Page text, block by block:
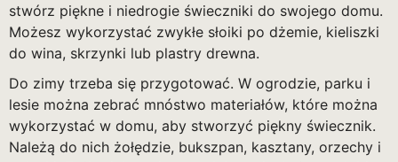
stwórz piękne i niedrogie świeczniki do swojego domu.
Możesz wykorzystać zwykłe słoiki po dżemie, kieliszki
do wina, skrzynki lub plastry drewna.
Do zimy trzeba się przygotować. W ogrodzie, parku i
lesie można zebrać mnóstwo materiałów, które można
wykorzystać w domu, aby stworzyć piękny świecznik.
Należą do nich żołędzie, bukszpan, kasztany, orzechy i